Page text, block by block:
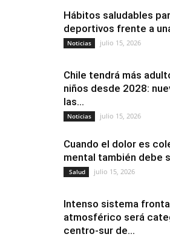
Hábitos saludables
deportivos frente a
Noticias julio 15, 2026
Chile tendrá más
niños desde 2028:
las...
Noticias julio 15, 2026
Cuando el dolor es
mental también debe
Salud julio 15, 2026
Intenso sistema
atmosférico será
centro-sur de...